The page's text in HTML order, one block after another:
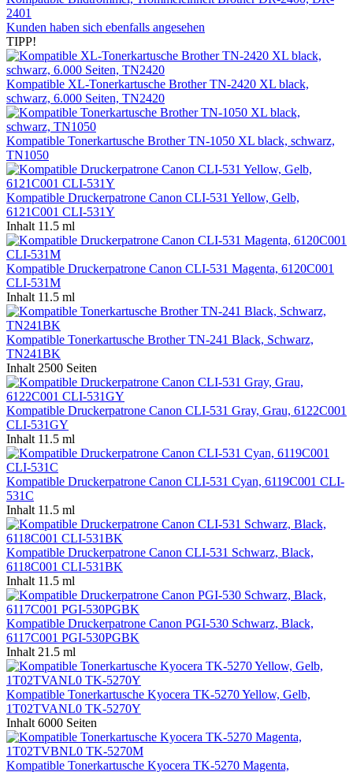
2401
Kunden haben sich ebenfalls angesehen
TIPP!
Kompatible XL-Tonerkartusche Brother TN-2420 XL black,
schwarz, 6.000 Seiten, TN2420
Kompatible Tonerkartusche Brother TN-1050 XL black, schwarz,
TN1050
Kompatible Druckerpatrone Canon CLI-531 Yellow, Gelb,
6121C001 CLI-531Y
Inhalt 11.5 ml
Kompatible Druckerpatrone Canon CLI-531 Magenta, 6120C001
CLI-531M
Inhalt 11.5 ml
Kompatible Tonerkartusche Brother TN-241 Black, Schwarz,
TN241BK
Inhalt 2500 Seiten
Kompatible Druckerpatrone Canon CLI-531 Gray, Grau, 6122C001
CLI-531GY
Inhalt 11.5 ml
Kompatible Druckerpatrone Canon CLI-531 Cyan, 6119C001 CLI-
531C
Inhalt 11.5 ml
Kompatible Druckerpatrone Canon CLI-531 Schwarz, Black,
6118C001 CLI-531BK
Inhalt 11.5 ml
Kompatible Druckerpatrone Canon PGI-530 Schwarz, Black,
6117C001 PGI-530PGBK
Inhalt 21.5 ml
Kompatible Tonerkartusche Kyocera TK-5270 Yellow, Gelb,
1T02TVANL0 TK-5270Y
Inhalt 6000 Seiten
Kompatible Tonerkartusche Kyocera TK-5270 Magenta,